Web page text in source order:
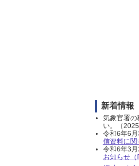
新着情報
気象官署の
い。（
令和6年6
信資料に関
令和6年3
お知らせ（